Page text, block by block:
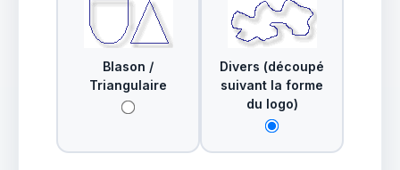
Blason /
Triangulaire
Divers (découpé
suivant la forme
du logo)